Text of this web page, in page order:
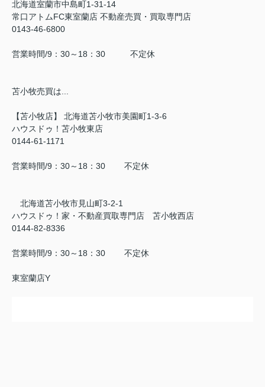
北海道室蘭市中島町1-31-14
常口アトムFC東室蘭店 不動産売買・買取専門店
0143-46-6800
営業時間/9：30～18：30 不定休
苫小牧売買は...
【苫小牧店】 北海道苫小牧市美園町1-3-6
ハウスドゥ！苫小牧東店
0144-61-1171
営業時間/9：30～18：30 不定休
北海道苫小牧市見山町3-2-1
ハウスドゥ！家・不動産買取専門店 苫小牧西店
0144-82-8336
営業時間/9：30～18：30 不定休
東室蘭店Y